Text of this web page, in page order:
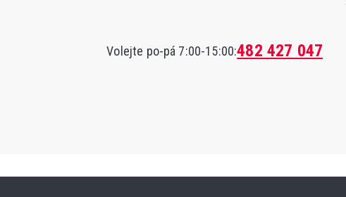
Volejte po-pá 7:00-15:00:482 427 047